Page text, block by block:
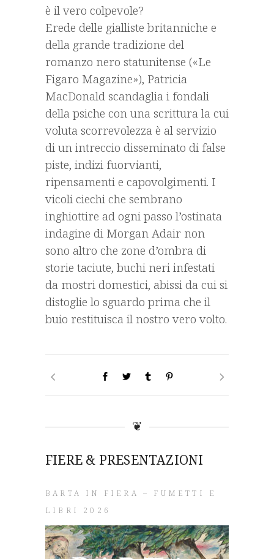
è il vero colpevole?
Erede delle gialliste britanniche e
della grande tradizione del
romanzo nero statunitense («Le
Figaro Magazine»), Patricia
MacDonald scandaglia i fondali
della psiche con una scrittura la cui
voluta scorrevolezza è al servizio
di un intreccio disseminato di false
piste, indizi fuorvianti,
ripensamenti e capovolgimenti. I
vicoli ciechi che sembrano
inghiottire ad ogni passo l’ostinata
indagine di Morgan Adair non
sono altro che zone d’ombra di
storie taciute, buchi neri infestati
da mostri domestici, abissi da cui si
distoglie lo sguardo prima che il
buio restituisca il nostro vero volto.
❦
FIERE & PRESENTAZIONI
BARTA IN FIERA – FUMETTI E
LIBRI 2026